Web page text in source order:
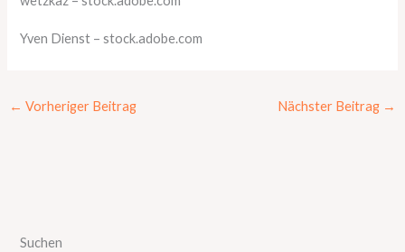
Yven Dienst – stock.adobe.com
← Vorheriger Beitrag Nächster Beitrag →
Suchen